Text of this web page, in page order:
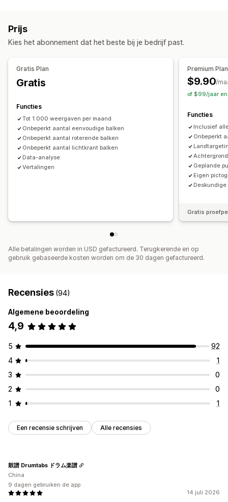
Aanmelding voor het ontvangen van e-mail
Gratis verzending Naleving van AVG
Persoonlijke aanbevelingen
Bannerpositie
Meerdere talen Geotargeting
Campagnetargeting
Gedragstargeting
Analytics en rapportage
A/B-testen Gedrag volgen
Prestaties volgen
Klantsegmenten
Prijs
Kies het abonnement dat het beste bij je bedrijf past.
Gratis Plan
Gratis
Functies
Tot 1.000 weergaven per maand
Onbeperkt aantal eenvoudige balken
Onbeperkt aantal roterende balken
Onbeperkt aantal lichtkrant balken
Data-analyse
Vertalingen
Premium Plan
$9.90/
of $99/jaar en
Functies
Inclusief
Onbeperkt
Geplande
Eigen
Gratis
Alle betalingen worden in USD gefactureerd. Terugkerende en op
gebruik gebaseerde kosten worden om de 30 dagen gefactureerd.
Recensies (94)
Algemene beoordeling
4,9
5
92
4
1
3
0
2
0
1
1
Een recensie schrijven Alle recensies
14 juli 2026
鼓譜 Drumtabs ドラム楽譜
China
9 dagen gebruiken de app